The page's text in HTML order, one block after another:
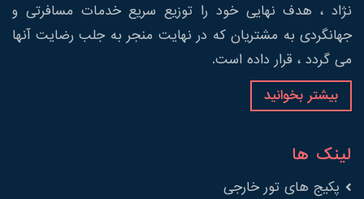
نژاد ، هدف نهایی خود را توزیع سریع خدمات مسافرتی و
جهانگردی به مشتریان که در نهایت منجر به جلب رضایت آنها
می گردد ، قرار داده است.
بیشتر بخوانید
لینک ها
پکیج های تور خارجی